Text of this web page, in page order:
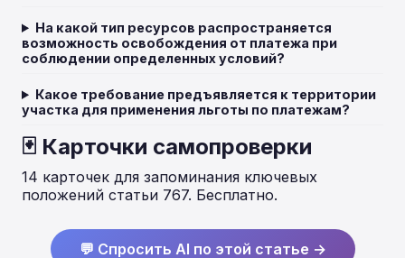
На какой тип ресурсов распространяется
возможность освобождения от платежа при
соблюдении определенных условий?
Какое требование предъявляется к территории
участка для применения льготы по платежам?
🃏 Карточки самопроверки
14 карточек для запоминания ключевых
положений статьи 767. Бесплатно.
💬 Спросить AI по этой статье →